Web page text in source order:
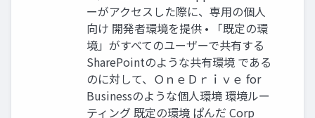
ーがアクセスした際に、専用の個人
向け 開発者環境を提供 • 「既定の環
境」がすべてのユーザーで共有する
SharePointのような共有環境 である
のに対して、ＯｎｅＤｒｉｖｅ for
Businessのような個人環境 環境ルー
ティング 既定の環境 ぱんだ Corp